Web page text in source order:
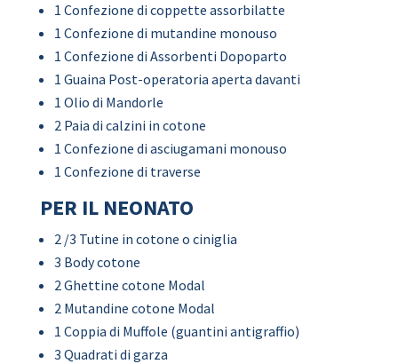
1 Confezione di coppette assorbilatte
1 Confezione di mutandine monouso
1 Confezione di Assorbenti Dopoparto
1 Guaina Post-operatoria aperta davanti
1 Olio di Mandorle
2 Paia di calzini in cotone
1 Confezione di asciugamani monouso
1 Confezione di traverse
PER IL NEONATO
2 /3 Tutine in cotone o ciniglia
3 Body cotone
2 Ghettine cotone Modal
2 Mutandine cotone Modal
1 Coppia di Muffole (guantini antigraffio)
3 Quadrati di garza